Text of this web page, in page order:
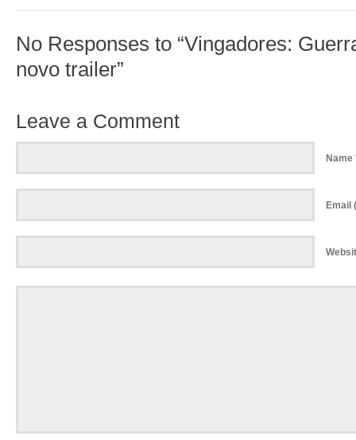
No Responses to “Vingadores:
novo trailer”
Leave a Comment
Name
Email